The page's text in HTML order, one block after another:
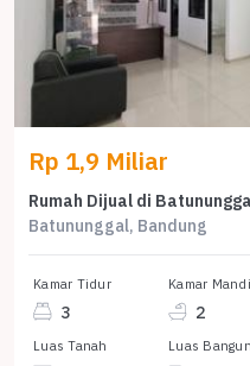
Rp 1,9 Miliar
Batununggal, Bandung
Kamar Tidur
3
Kamar Mandi
2
Luas Tanah Luas